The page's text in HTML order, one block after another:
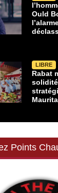
Ould
LIBRE
Rabat
Points